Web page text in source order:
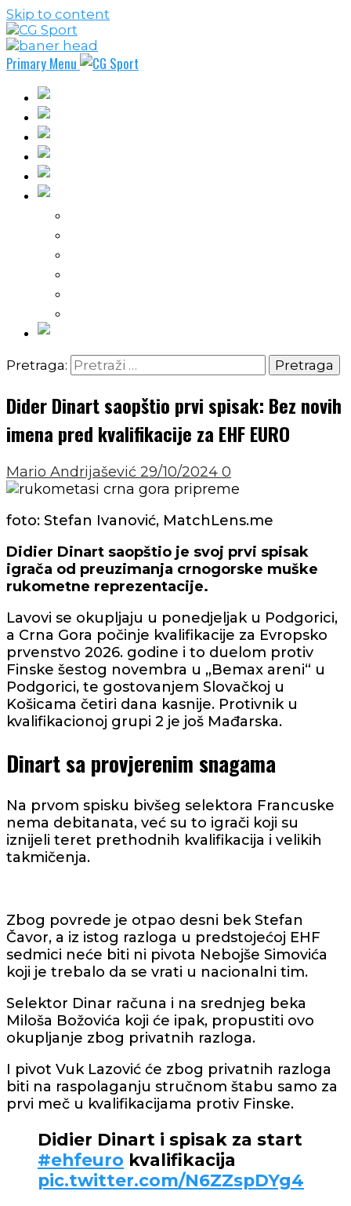
Skip to content
Primary Menu
Pretraga:
Dider Dinart saopštio prvi spisak: Bez novih
imena pred kvalifikacije za EHF EURO
Mario Andrijašević 29/10/2024 0
foto: Stefan Ivanović, MatchLens.me
Didier Dinart saopštio je svoj prvi spisak
igrača od preuzimanja crnogorske muške
rukometne reprezentacije.
Lavovi se okupljaju u ponedjeljak u Podgorici,
a Crna Gora počinje kvalifikacije za Evropsko
prvenstvo 2026. godine i to duelom protiv
Finske šestog novembra u „Bemax areni“ u
Podgorici, te gostovanjem Slovačkoj u
Košicama četiri dana kasnije. Protivnik u
kvalifikacionoj grupi 2 je još Mađarska.
Dinart sa provjerenim snagama
Na prvom spisku bivšeg selektora Francuske
nema debitanata, već su to igrači koji su
iznijeli teret prethodnih kvalifikacija i velikih
takmičenja.
Zbog povrede je otpao desni bek Stefan
Čavor, a iz istog razloga u predstojećoj EHF
sedmici neće biti ni pivota Nebojše Simovića
koji je trebalo da se vrati u nacionalni tim.
Selektor Dinar računa i na srednjeg beka
Miloša Božovića koji će ipak, propustiti ovo
okupljanje zbog privatnih razloga.
I pivot Vuk Lazović će zbog privatnih razloga
biti na raspolaganju stručnom štabu samo za
prvi meč u kvalifikacijama protiv Finske.
Didier Dinart i spisak za start
#ehfeuro kvalifikacija
pic.twitter.com/N6ZZspDYg4